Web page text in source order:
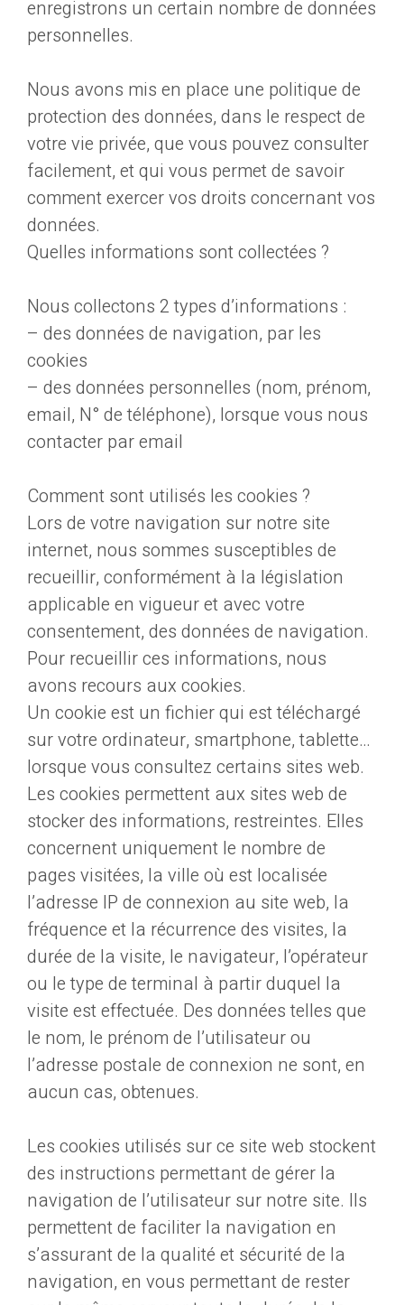
enregistrons un certain nombre de données
personnelles.
Nous avons mis en place une politique de
protection des données, dans le respect de
votre vie privée, que vous pouvez consulter
facilement, et qui vous permet de savoir
comment exercer vos droits concernant vos
données.
Quelles informations sont collectées ?
Nous collectons 2 types d’informations :
– des données de navigation, par les
cookies
– des données personnelles (nom, prénom,
email, N° de téléphone), lorsque vous nous
contacter par email
Comment sont utilisés les cookies ?
Lors de votre navigation sur notre site
internet, nous sommes susceptibles de
recueillir, conformément à la législation
applicable en vigueur et avec votre
consentement, des données de navigation.
Pour recueillir ces informations, nous
avons recours aux cookies.
Un cookie est un fichier qui est téléchargé
sur votre ordinateur, smartphone, tablette…
lorsque vous consultez certains sites web.
Les cookies permettent aux sites web de
stocker des informations, restreintes. Elles
concernent uniquement le nombre de
pages visitées, la ville où est localisée
l’adresse IP de connexion au site web, la
fréquence et la récurrence des visites, la
durée de la visite, le navigateur, l’opérateur
ou le type de terminal à partir duquel la
visite est effectuée. Des données telles que
le nom, le prénom de l’utilisateur ou
l’adresse postale de connexion ne sont, en
aucun cas, obtenues.
Les cookies utilisés sur ce site web stockent
des instructions permettant de gérer la
navigation de l’utilisateur sur notre site. Ils
permettent de faciliter la navigation en
s’assurant de la qualité et sécurité de la
navigation, en vous permettant de rester